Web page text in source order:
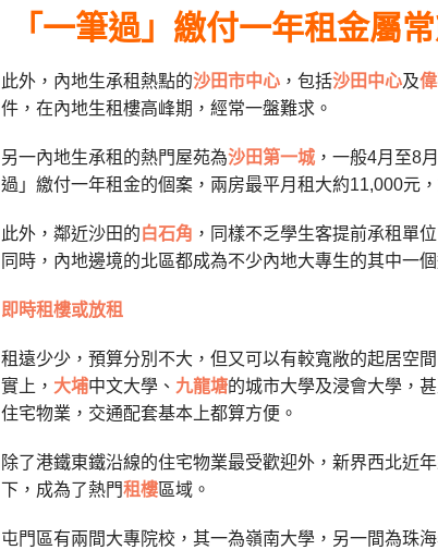
「一筆過」繳付一年租金屬
此外，內地生承租熱點的沙田市中心 ，包括沙田中心及
件，在內地生租樓高峰期，經常一盤難求。
另一內地生承租的熱門屋苑為沙田第一城 ，一般4月至8
過」繳付一年租金的個案，兩房最平月租大約11,000元
此外，鄰近沙田的白石角 ，同樣不乏學生客提前承租單
同時，內地邊境的北區都成為不少內地大專生的其中一
即時租樓或放租
租遠少少，預算分別不大，但又可以有較寬敞的起居空
實上， 大埔中文大學、 九龍塘的城市大學及浸會大學，
住宅物業，交通配套基本上都算方便。
除了港鐵東鐵沿線的住宅物業最受歡迎外，新界西北近
下，成為了熱門租樓區域。
屯門區有兩間大專院校，其一為嶺南大學，另一間為珠